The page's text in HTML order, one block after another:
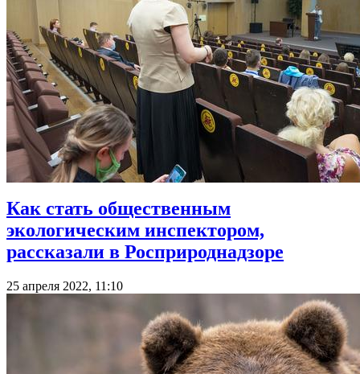
Как стать общественным
экологическим инспектором,
рассказали в Росприроднадзоре
25 апреля 2022, 11:10